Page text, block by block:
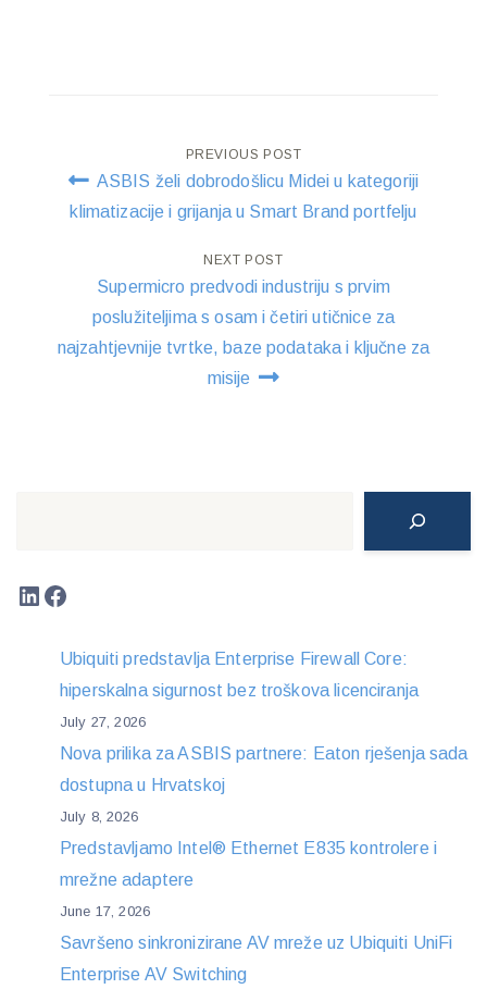
Post
navigation
PREVIOUS POST
ASBIS želi dobrodošlicu Midei u kategoriji
klimatizacije i grijanja u Smart Brand portfelju
NEXT POST
Supermicro predvodi industriju s prvim
poslužiteljima s osam i četiri utičnice za
najzahtjevnije tvrtke, baze podataka i ključne za
misije
LinkedIn
Facebook
Ubiquiti predstavlja Enterprise Firewall Core:
hiperskalna sigurnost bez troškova licenciranja
July 27, 2026
Nova prilika za ASBIS partnere: Eaton rješenja sada
dostupna u Hrvatskoj
July 8, 2026
Predstavljamo Intel® Ethernet E835 kontrolere i
mrežne adaptere
June 17, 2026
Savršeno sinkronizirane AV mreže uz Ubiquiti UniFi
Enterprise AV Switching